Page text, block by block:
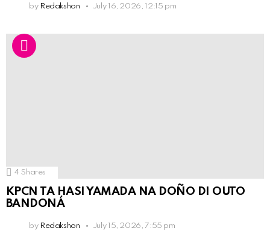
by Redakshon July 16, 2026, 12:15 pm
4 Shares
KPCN TA HASI YAMADA NA DOÑO DI OUTO
BANDONÁ
by Redakshon July 15, 2026, 7:55 pm